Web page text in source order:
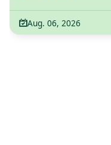
Aug. 06, 2026